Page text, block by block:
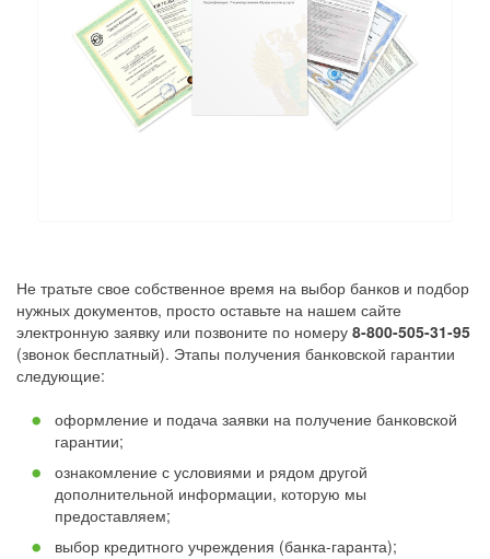
Не тратьте свое собственное время на выбор банков и подбор
нужных документов, просто оставьте на нашем сайте
электронную заявку или позвоните по номеру 8-800-505-31-95
(звонок бесплатный). Этапы получения банковской гарантии
следующие:
оформление и подача заявки на получение банковской
гарантии;
ознакомление с условиями и рядом другой
дополнительной информации, которую мы
предоставляем;
выбор кредитного учреждения (банка-гаранта);